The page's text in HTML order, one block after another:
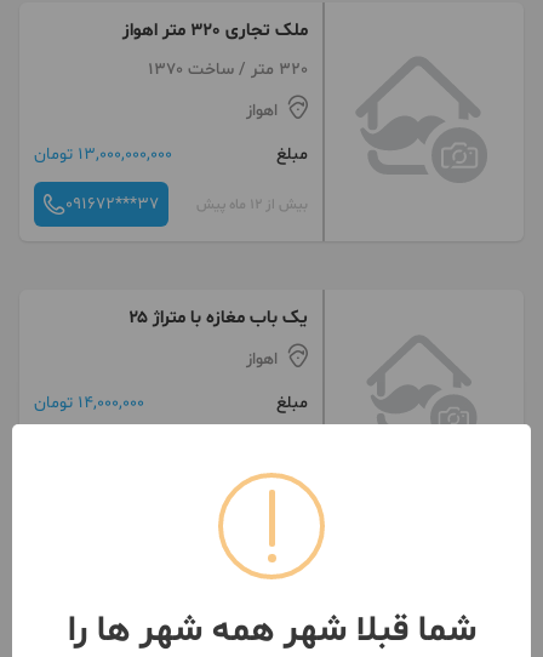
ملک تجاری 320 متر اهواز
320 متر / ساخت 1370
اهواز
مبلغ
13,000,000,000 تومان
بیش از 12 ماه پیش 091672***37
یک باب مغازه با متراژ ۲۵
اهواز
مبلغ
14,000,000 تومان
شما قبلا شهر همه شهر ها را